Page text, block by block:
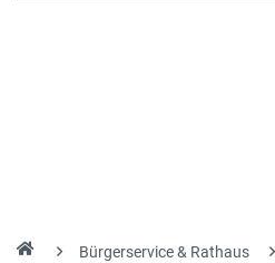
Bürgerservice & Rathaus